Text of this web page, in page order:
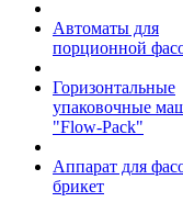
Автоматы для
порционной
Горизонтальные
упаковочные
"Flow-Pack"
Аппарат для
брикет